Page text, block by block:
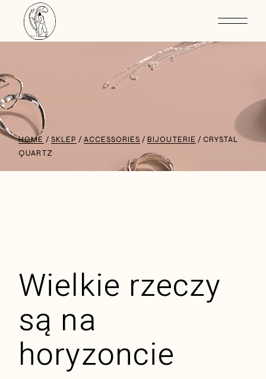
HOME SKLEP ACCESSORIES BIJOUTERIE
CRYSTAL
QUARTZ
Wielkie rzeczy
są na
horyzoncie